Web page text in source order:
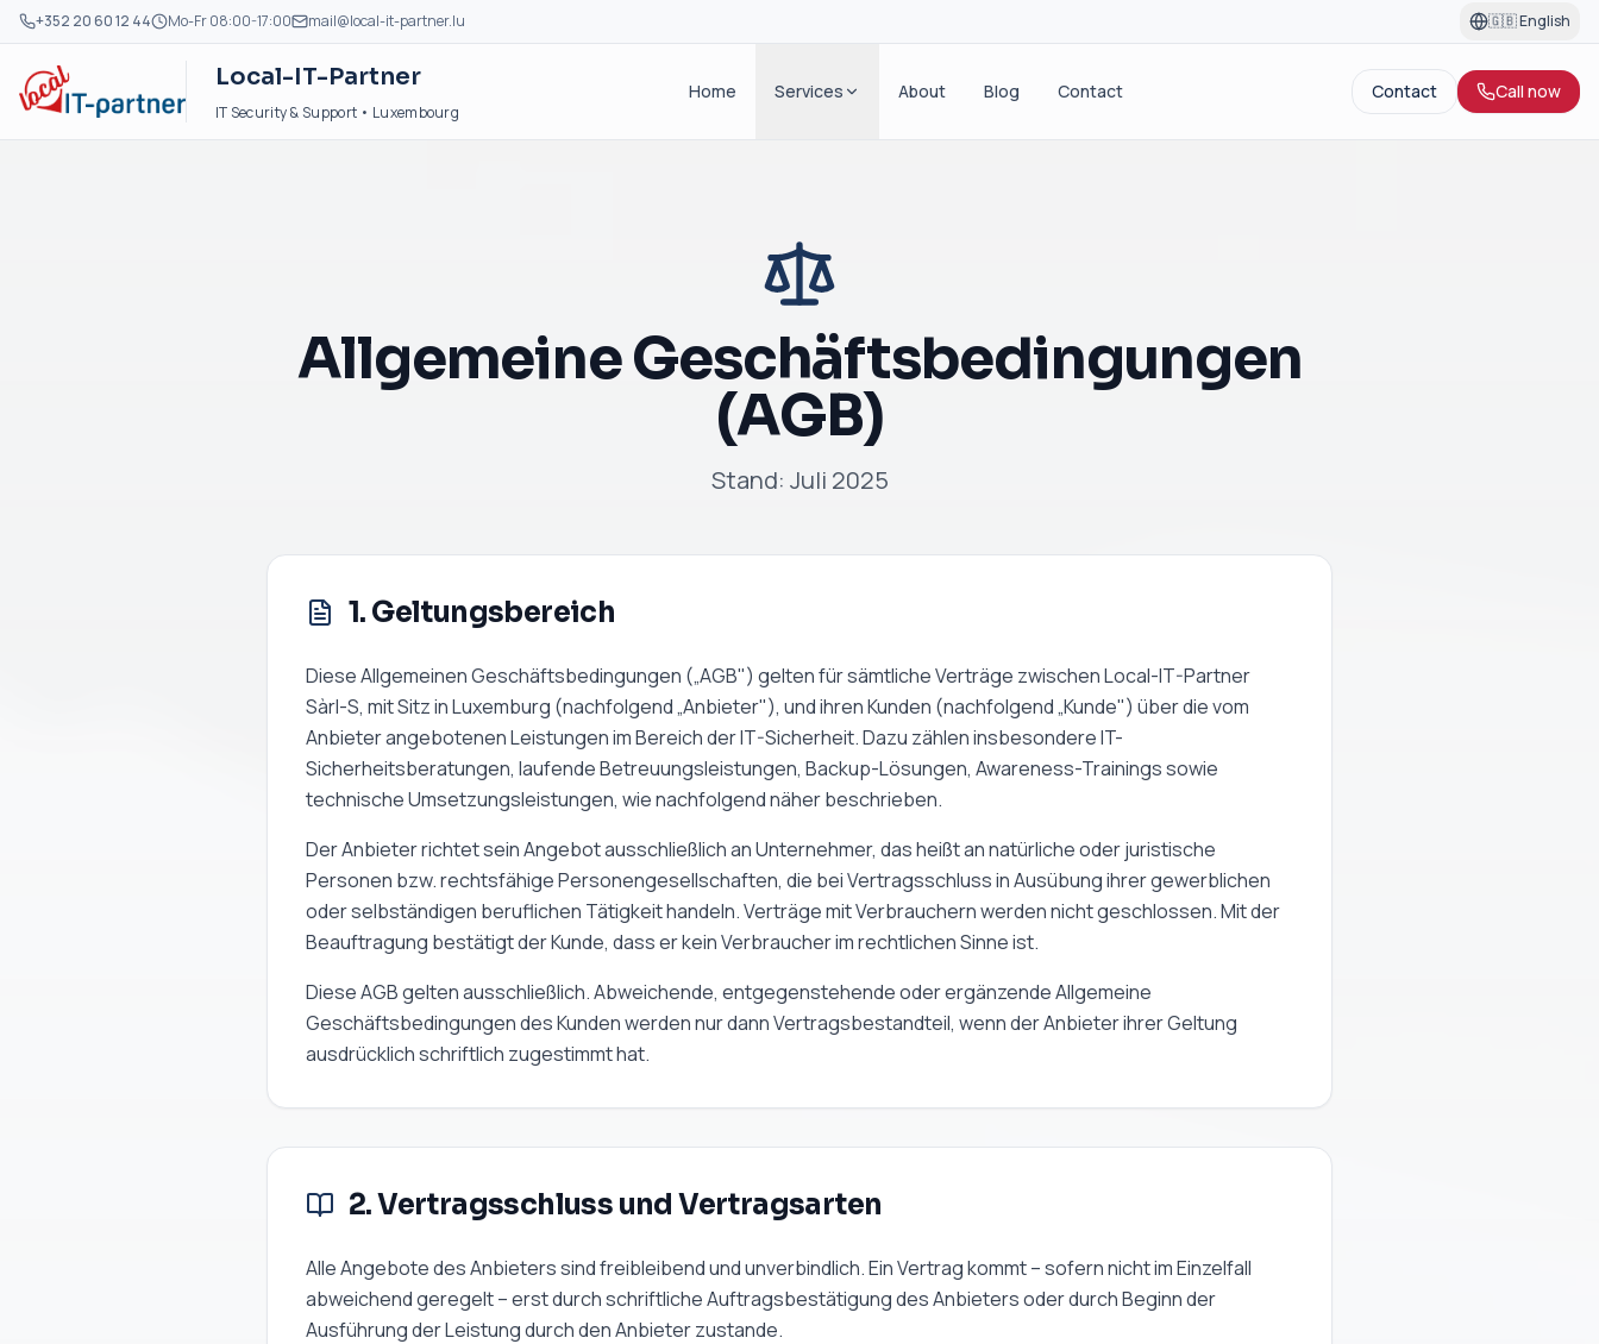
+352 20 60 12 44 Mo-Fr 08:00-17:00 mail@local-it-partner.lu 🇬🇧English
Local-IT-Partner
IT Security & Support • Luxembourg
Home Services About Blog Contact Contact Call now
Allgemeine Geschäftsbedingungen
(AGB)
Stand: Juli 2025
1. Geltungsbereich
Diese Allgemeinen Geschäftsbedingungen („AGB") gelten für sämtliche Verträge zwischenLocal-IT-Partner
Sàrl-S, mit Sitz in Luxemburg (nachfolgend „Anbieter"), und ihren Kunden (nachfolgend „Kunde") über die vom
Anbieter angebotenen Leistungen im Bereich der IT-Sicherheit. Dazu zählen insbesondere IT-
Sicherheitsberatungen, laufende Betreuungsleistungen, Backup-Lösungen, Awareness-Trainings sowie
technische Umsetzungsleistungen, wie nachfolgend näher beschrieben.
Der Anbieter richtet sein Angebot ausschließlich an Unternehmer, das heißt an natürliche oder juristische
Personen bzw. rechtsfähige Personengesellschaften, die bei Vertragsschluss in Ausübung ihrer gewerblichen
oder selbständigen beruflichen Tätigkeit handeln. Verträge mit Verbrauchern werden nicht geschlossen. Mit der
Beauftragung bestätigt der Kunde, dass er kein Verbraucher im rechtlichen Sinne ist.
Diese AGB gelten ausschließlich. Abweichende, entgegenstehende oder ergänzende Allgemeine
Geschäftsbedingungen des Kunden werden nur dann Vertragsbestandteil, wenn der Anbieter ihrer Geltung
ausdrücklich schriftlich zugestimmt hat.
2. Vertragsschluss und Vertragsarten
Alle Angebote des Anbieters sind freibleibend und unverbindlich. Ein Vertrag kommt – sofern nicht im Einzelfall
abweichend geregelt – erst durch schriftliche Auftragsbestätigung des Anbieters oder durch Beginn der
Ausführung der Leistung durch den Anbieter zustande.